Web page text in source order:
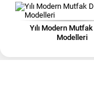
Yılı Modern
Modelleri